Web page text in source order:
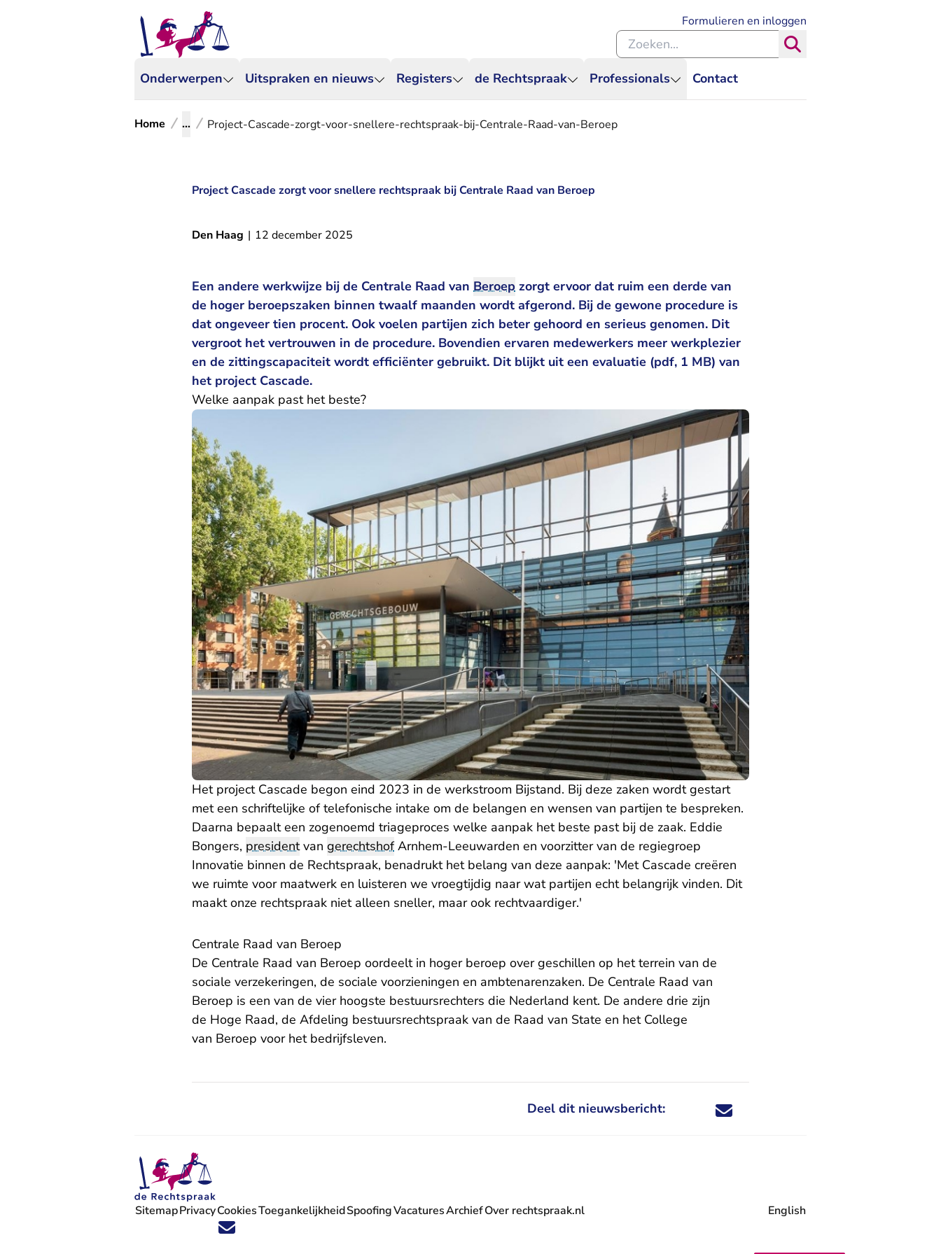
Onderwerpen Uitspraken en nieuws Registers de Rechtspraak Professionals Contact
Formulieren en inloggen
Zoeken binnen de Rechtspraak
Home ... Project-Cascade-zorgt-voor-snellere-rechtspraak-bij-Centrale-Raad-van-Beroep
Project Cascade zorgt voor snellere rechtspraak bij Centrale Raad van Beroep
Den Haag | 12 december 2025
Een andere werkwijze bij de Centrale Raad van Beroep zorgt ervoor dat ruim een derde van
de hoger beroepszaken binnen twaalf maanden wordt afgerond. Bij de gewone procedure is
dat ongeveer tien procent. Ook voelen partijen zich beter gehoord en serieus genomen. Dit
vergroot het vertrouwen in de procedure. Bovendien ervaren medewerkers meer werkplezier
en de zittingscapaciteit wordt efficiënter gebruikt. Dit blijkt uit een evaluatie (pdf, 1 MB) van
het project Cascade.
Welke aanpak past het beste?
Het project Cascade begon eind 2023 in de werkstroom Bijstand. Bij deze zaken wordt gestart
met een schriftelijke of telefonische intake om de belangen en wensen van partijen te bespreken.
Daarna bepaalt een zogenoemd triageproces welke aanpak het beste past bij de zaak. Eddie
Bongers, presidentvan gerechtshofArnhem-Leeuwarden en voorzitter van de regiegroep
Innovatie binnen de Rechtspraak, benadrukt het belang van deze aanpak: 'Met Cascade creëren
we ruimte voor maatwerk en luisteren we vroegtijdig naar wat partijen echt belangrijk vinden. Dit
maakt onze rechtspraak niet alleen sneller, maar ook rechtvaardiger.'
Centrale Raad van Beroep
De Centrale Raad van Beroep oordeelt in hoger beroep over geschillen op het terrein van de
sociale verzekeringen, de sociale voorzieningen en ambtenarenzaken. De Centrale Raad van
Beroep is een van de vier hoogste bestuursrechters die Nederland kent. De andere drie zijn
de Hoge Raad, de Afdeling bestuursrechtspraak van de Raad van State en het College
van Beroep voor het bedrijfsleven.
Deel dit nieuwsbericht: Deel dit nieuwsbericht via X - U verlaat
Deel dit nieuwsbericht via Facebook - U
Deel dit nieuwsbericht via e-mail
Deel dit nieuwsbericht via LinkedIn - U
Volg ons op X (Twitter) - U verlaat Rechtspraak.nl
Volg ons op Facebook - U verlaat Rechtspraak.nl
Volg ons op Instagram - U verlaat Rechtspraak.nl
Volg ons op Youtube - U verlaat Rechtspraak.nl
Volg ons op LinkedIn - U verlaat Rechtspraak.nl
'Blijf op de hoogte' nieuwsbrief - U verlaat Rechtspraak.nl
SitemapPrivacyCookiesToegankelijkheidSpoofingVacatures
- U verlaat Rechtspraak.nl
ArchiefOver rechtspraak.nl English